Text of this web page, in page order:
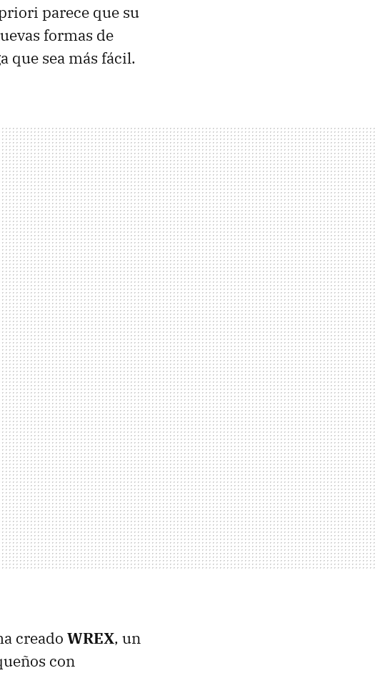
parece que su
formas de
que sea más fácil.
creado WREX, un
con